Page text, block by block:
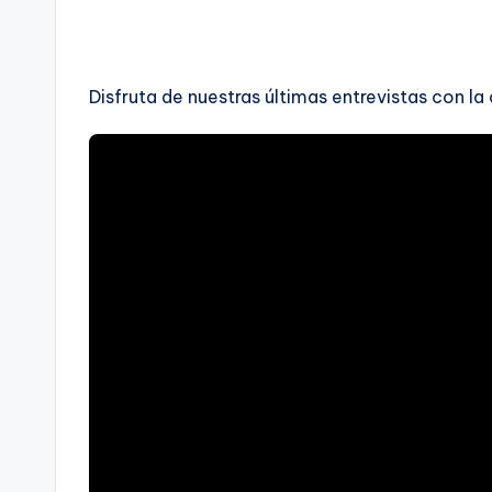
Disfruta de nuestras últimas entrevistas con la